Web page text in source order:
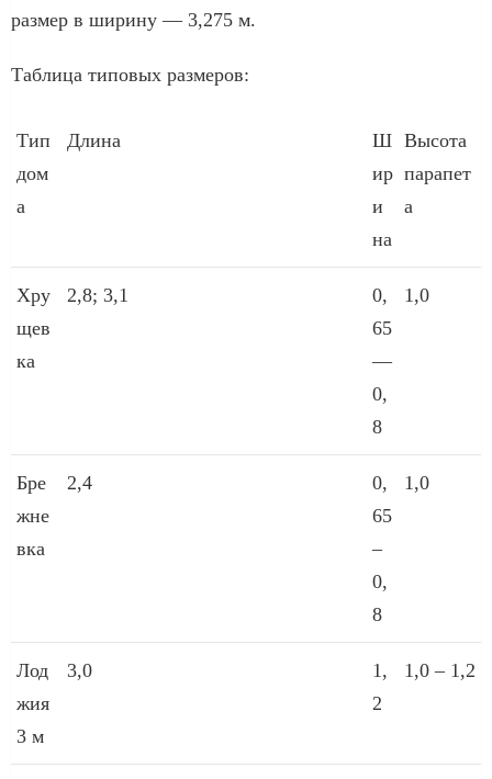
размер в ширину — 3,275 м.
Таблица типовых размеров:
Тип
дом
а
Длина
Ш
ир
и
на
Высота
парапет
а
Хру
щев
ка
2,8; 3,1
0,
65
—
0,
8
1,0
Бре
жне
вка
2,4
0,
65
–
0,
8
1,0
Лод
жия
3 м
3,0
1,
2
1,0 – 1,2